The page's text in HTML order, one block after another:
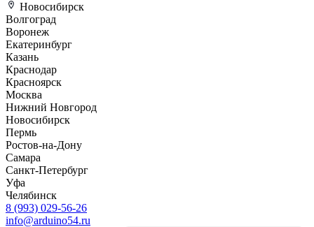
Новосибирск
Волгоград
Воронеж
Екатеринбург
Казань
Краснодар
Красноярск
Москва
Нижний Новгород
Новосибирск
Пермь
Ростов-на-Дону
Самара
Санкт-Петербург
Уфа
Челябинск
8 (993) 029-56-26
info@arduino54.ru